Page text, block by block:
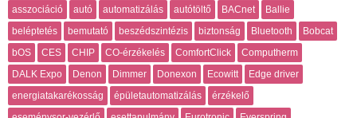
asszociáció
autó automatizálás autótöltő BACnet
Ballie
beléptetés
bemutató beszédszintézis biztonság Bluetooth
Bobcat
bOS
CES CHIP CO-érzékelés ComfortClick
Computherm
DALK Expo
Denon Dimmer Donexon Ecowitt
Edge driver
energiatakarékosság
épületautomatizálás
érzékelő